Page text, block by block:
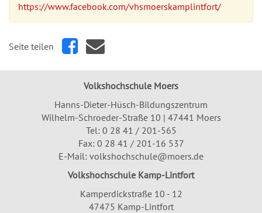
https://www.facebook.com/vhsmoerskamplintfort/
Seite teilen
Volkshochschule Moers
Hanns-Dieter-Hüsch-Bildungszentrum
Wilhelm-Schroeder-Straße 10 | 47441 Moers
Tel: 0 28 41 / 201-565
Fax: 0 28 41 / 201-16 537
E-Mail: volkshochschule@moers.de
Volkshochschule Kamp-Lintfort
Kamperdickstraße 10 - 12
47475 Kamp-Lintfort